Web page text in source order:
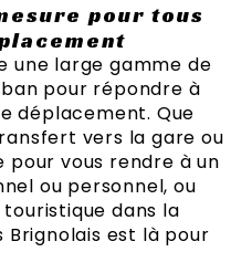
pour tous
une large gamme de
pour répondre à
déplacement. Que
vers la gare ou
vous rendre à un
ou personnel, ou
dans la
Brignolais est là pour